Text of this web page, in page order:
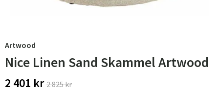
Artwood
Nice Linen Sand Skammel Artwood
2 401 kr 2 825 kr